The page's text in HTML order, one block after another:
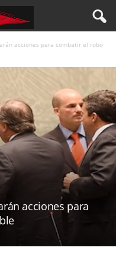
acciones para combatir el robo
acciones para